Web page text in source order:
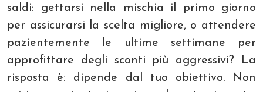
saldi: gettarsi nella mischia il primo giorno
per assicurarsi la scelta migliore, o attendere
pazientemente le ultime settimane per
approfittare degli sconti più aggressivi? La
risposta è: dipende dal tuo obiettivo. Non